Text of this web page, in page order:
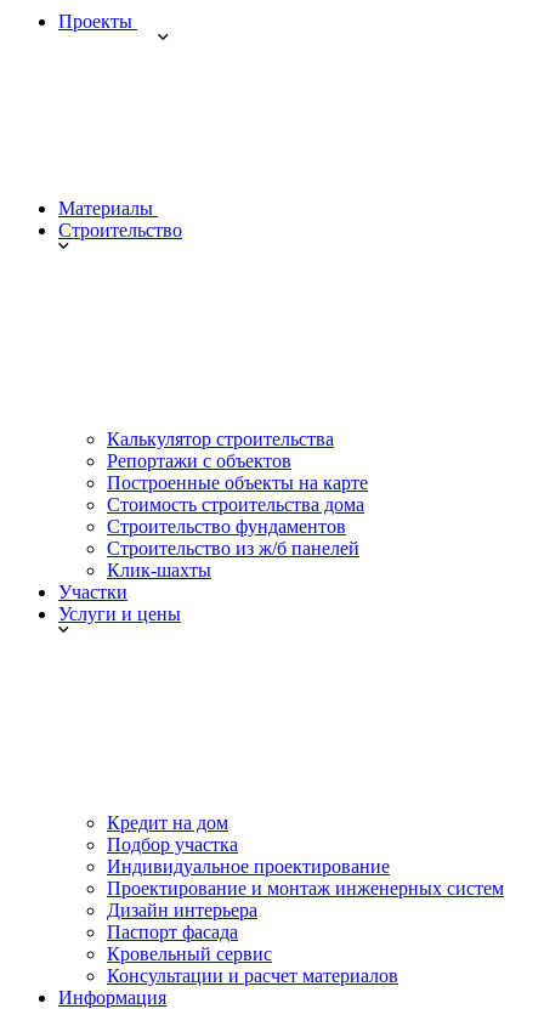
Проекты
Материалы
Строительство
Калькулятор строительства
Репортажи с объектов
Построенные объекты на карте
Стоимость строительства дома
Строительство фундаментов
Строительство из ж/б панелей
Клик-шахты
Участки
Услуги и цены
Кредит на дом
Подбор участка
Индивидуальное проектирование
Проектирование и монтаж инженерных систем
Дизайн интерьера
Паспорт фасада
Кровельный сервис
Консультации и расчет материалов
Информация